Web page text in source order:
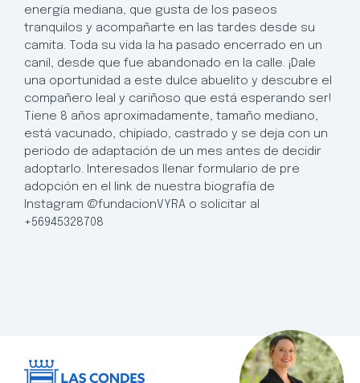
energía mediana, que gusta de los paseos
tranquilos y acompañarte en las tardes desde su
camita. Toda su vida la ha pasado encerrado en un
canil, desde que fue abandonado en la calle. ¡Dale
una oportunidad a este dulce abuelito y descubre el
compañero leal y cariñoso que está esperando ser!
Tiene 8 años aproximadamente, tamaño mediano,
está vacunado, chipiado, castrado y se deja con un
periodo de adaptación de un mes antes de decidir
adoptarlo. Interesados llenar formulario de pre
adopción en el link de nuestra biografía de
Instagram @fundacionVYRA o solicitar al
+56945328708